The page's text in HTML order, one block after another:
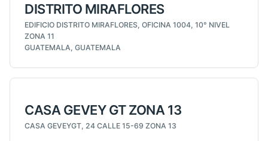
DISTRITO MIRAFLORES
EDIFICIO DISTRITO MIRAFLORES, OFICINA 1004, 10° NIVEL
ZONA 11
GUATEMALA, GUATEMALA
CASA GEVEY GT ZONA 13
CASA GEVEYGT, 24 CALLE 15-69 ZONA 13